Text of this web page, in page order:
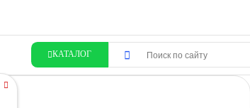
КАТАЛОГ